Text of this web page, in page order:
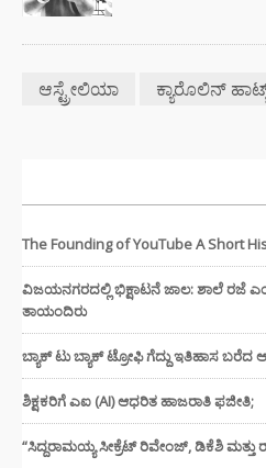
ಆಸ್ಟ್ರೇಲಿಯಾ ಕ್ಯಾರೊಲಿನ್
The Founding of YouTube A Short
ವಿಜಯನಗರದಲ್ಲಿ ಭಿಕ್ಷಾಟನೆ ಜಾಲ: ಶಾಲೆ ರಜೆ
ತಾಯಂದಿರು
ಬ್ಯಾಕ್ ಟು ಬ್ಯಾಕ್ ಟ್ರೋಫಿ ಗೆದ್ದು ಇತಿಹಾಸ
ಶಿಕ್ಷಕರಿಗೆ ಎಐ (AI) ಆಧರಿತ ಹಾಜರಾತಿ ಫಜೀತಿ;
“ಸಿದ್ದರಾಮಯ್ಯ ಸೀಕ್ರೆಟ್ ರಿವೇಂಜ್‌, ಡಿಕೆಶಿ ಮತ್ತು